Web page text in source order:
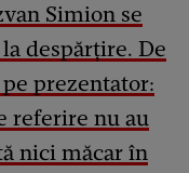
Simion se
despărțire. De
prezentator:
referire nu au
nici măcar în